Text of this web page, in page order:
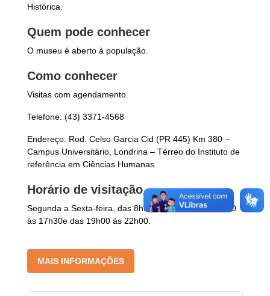
Histórica.
Quem pode conhecer
O museu é aberto à população.
Como conhecer
Visitas com agendamento.
Telefone: (43) 3371-4568
Endereço: Rod. Celso Garcia Cid (PR 445) Km 380 –
Campus Universitário, Londrina – Térreo do Instituto de
referência em Ciências Humanas
Horário de visitação
Segunda a Sexta-feira, das 8h30 às 12h00, das 13h30
às 17h30e das 19h00 às 22h00.
MAIS INFORMAÇÕES